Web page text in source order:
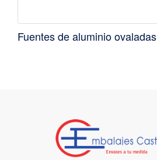
Fuentes de aluminio ovaladas